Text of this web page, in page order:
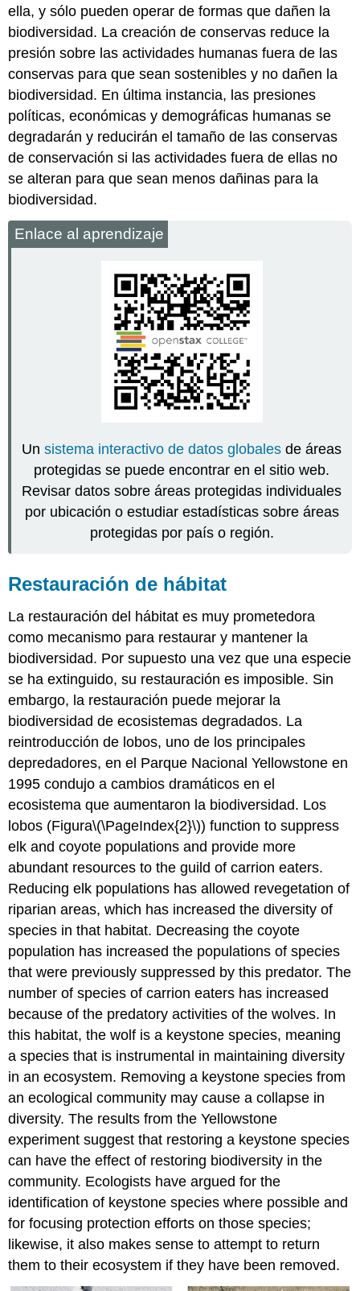
ella, y sólo pueden operar de formas que dañen la
biodiversidad. La creación de conservas reduce la
presión sobre las actividades humanas fuera de las
conservas para que sean sostenibles y no dañen la
biodiversidad. En última instancia, las presiones
políticas, económicas y demográficas humanas se
degradarán y reducirán el tamaño de las conservas
de conservación si las actividades fuera de ellas no
se alteran para que sean menos dañinas para la
biodiversidad.
Enlace al aprendizaje
Un sistema interactivo de datos globales de áreas
protegidas se puede encontrar en el sitio web.
Revisar datos sobre áreas protegidas individuales
por ubicación o estudiar estadísticas sobre áreas
protegidas por país o región.
Restauración de hábitat
La restauración del hábitat es muy prometedora
como mecanismo para restaurar y mantener la
biodiversidad. Por supuesto una vez que una especie
se ha extinguido, su restauración es imposible. Sin
embargo, la restauración puede mejorar la
biodiversidad de ecosistemas degradados. La
reintroducción de lobos, uno de los principales
depredadores, en el Parque Nacional Yellowstone en
1995 condujo a cambios dramáticos en el
ecosistema que aumentaron la biodiversidad. Los
lobos (Figura\(\PageIndex{2}\)) function to suppress
elk and coyote populations and provide more
abundant resources to the guild of carrion eaters.
Reducing elk populations has allowed revegetation of
riparian areas, which has increased the diversity of
species in that habitat. Decreasing the coyote
population has increased the populations of species
that were previously suppressed by this predator. The
number of species of carrion eaters has increased
because of the predatory activities of the wolves. In
this habitat, the wolf is a keystone species, meaning
a species that is instrumental in maintaining diversity
in an ecosystem. Removing a keystone species from
an ecological community may cause a collapse in
diversity. The results from the Yellowstone
experiment suggest that restoring a keystone species
can have the effect of restoring biodiversity in the
community. Ecologists have argued for the
identification of keystone species where possible and
for focusing protection efforts on those species;
likewise, it also makes sense to attempt to return
them to their ecosystem if they have been removed.